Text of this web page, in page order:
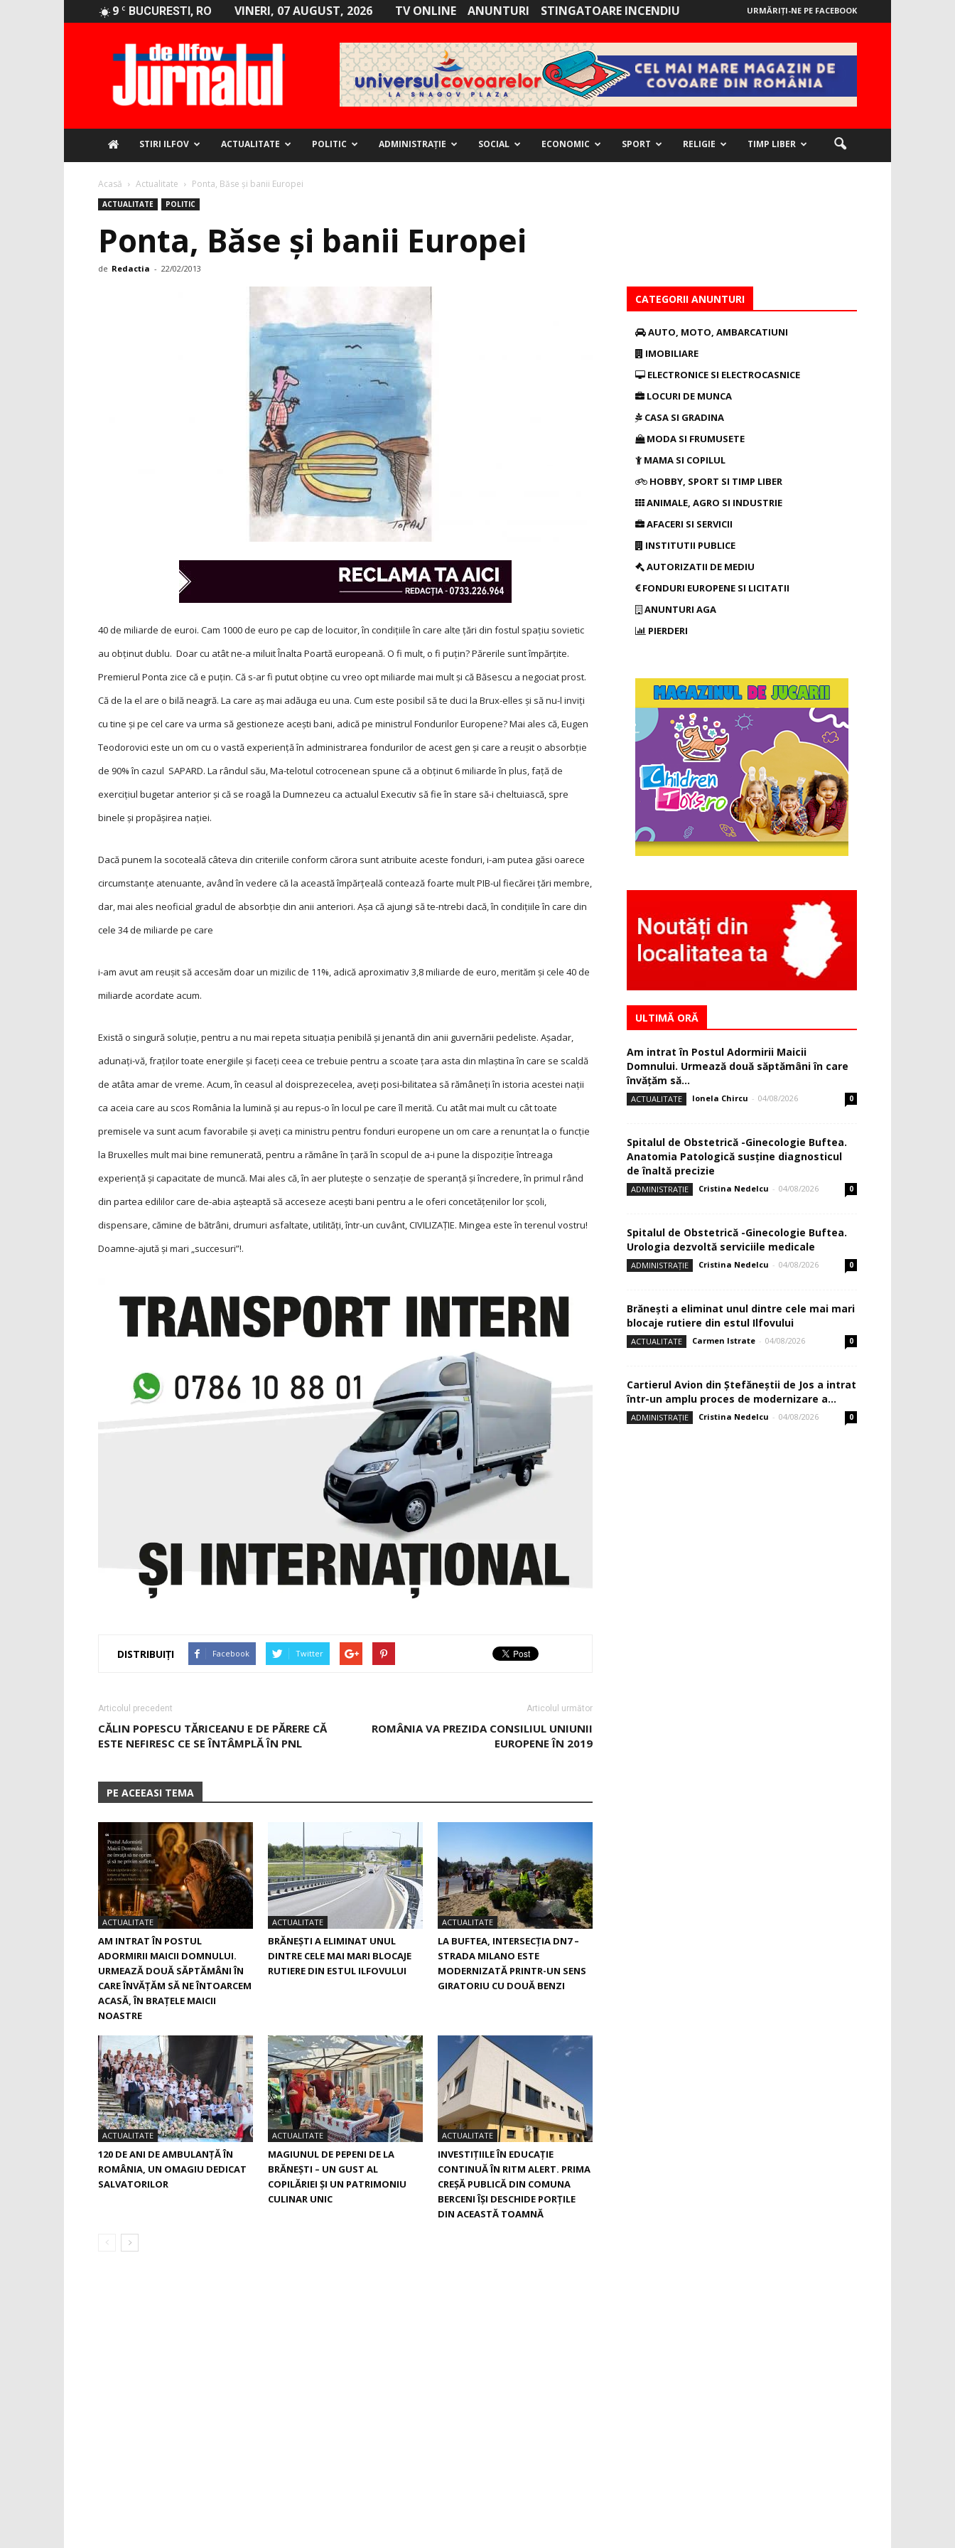
9 C BUCURESTI, RO VINERI, 07 AUGUST, 2026 TV ONLINE ANUNTURI STINGATOARE INCENDIU URMĂRIȚI-NE PE FACEBOOK
STIRI ILFOV ACTUALITATE POLITIC ADMINISTRAȚIE SOCIAL ECONOMIC SPORT RELIGIE TIMP LIBER
Acasă Actualitate Ponta, Băse și banii Europei
ACTUALITATE POLITIC
Ponta, Băse și banii Europei
de Redactia - 22/02/2013
40 de miliarde de euroi. Cam 1000 de euro pe cap de locuitor, în condițiile în care alte țări din fostul spațiu sovietic
au obținut dublu. Doar cu atât ne-a miluit Înalta Poartă europeană. O fi mult, o fi puțin? Părerile sunt împărțite.
Premierul Ponta zice că e puțin. Că s-ar fi putut obține cu vreo opt miliarde mai mult și că Băsescu a negociat prost.
Că de la el are o bilă neagră. La care aș mai adăuga eu una. Cum este posibil să te duci la Brux-elles și să nu-l inviți
cu tine și pe cel care va urma să gestioneze acești bani, adică pe ministrul Fondurilor Europene? Mai ales că, Eugen
Teodorovici este un om cu o vastă experiență în administrarea fondurilor de acest gen și care a reușit o absorbție
de 90% în cazul SAPARD. La rândul său, Ma-telotul cotrocenean spune că a obținut 6 miliarde în plus, față de
exercițiul bugetar anterior și că se roagă la Dumnezeu ca actualul Executiv să fie în stare să-i cheltuiască, spre
binele și propășirea nației.
Dacă punem la socoteală câteva din criteriile conform cărora sunt atribuite aceste fonduri, i-am putea găsi oarece
circumstanțe atenuante, având în vedere că la această împărțeală contează foarte mult PIB-ul fiecărei țări membre,
dar, mai ales neoficial gradul de absorbție din anii anteriori. Așa că ajungi să te-ntrebi dacă, în condițiile în care din
cele 34 de miliarde pe care
i-am avut am reușit să accesăm doar un mizilic de 11%, adică aproximativ 3,8 miliarde de euro, merităm și cele 40 de
miliarde acordate acum.
Există o singură soluție, pentru a nu mai repeta situația penibilă și jenantă din anii guvernării pedeliste. Așadar,
adunați-vă, fraților toate energiile și faceți ceea ce trebuie pentru a scoate țara asta din mlaștina în care se scaldă
de atâta amar de vreme. Acum, în ceasul al doisprezecelea, aveți posi-bilitatea să rămâneți în istoria acestei nații
ca aceia care au scos România la lumină și au repus-o în locul pe care îl merită. Cu atât mai mult cu cât toate
premisele va sunt acum favorabile și aveți ca ministru pentru fonduri europene un om care a renunțat la o funcție
la Bruxelles mult mai bine remunerată, pentru a rămâne în țară în scopul de a-i pune la dispoziție întreaga
experiență și capacitate de muncă. Mai ales că, în aer plutește o senzație de speranță și încredere, în primul rând
din partea edililor care de-abia așteaptă să acceseze acești bani pentru a le oferi concetățenilor lor școli,
dispensare, cămine de bătrâni, drumuri asfaltate, utilități, într-un cuvânt, CIVILIZAȚIE. Mingea este în terenul vostru!
Doamne-ajută și mari „succesuri”!.
DISTRIBUIȚI Facebook Twitter
Articolul precedent
CĂLIN POPESCU TĂRICEANU E DE PĂRERE CĂ
ESTE NEFIRESC CE SE ÎNTÂMPLĂ ÎN PNL
Articolul următor
ROMÂNIA VA PREZIDA CONSILIUL UNIUNII
EUROPENE ÎN 2019
PE ACEEASI TEMA
ACTUALITATE
AM INTRAT ÎN POSTUL
ADORMIRII MAICII DOMNULUI.
URMEAZĂ DOUĂ SĂPTĂMÂNI ÎN
CARE ÎNVĂŢĂM SĂ NE ÎNTOARCEM
ACASĂ, ÎN BRAŢELE MAICII
NOASTRE
ACTUALITATE
BRĂNEȘTI A ELIMINAT UNUL
DINTRE CELE MAI MARI BLOCAJE
RUTIERE DIN ESTUL ILFOVULUI
ACTUALITATE
LA BUFTEA, INTERSECŢIA DN7 –
STRADA MILANO ESTE
MODERNIZATĂ PRINTR-UN SENS
GIRATORIU CU DOUĂ BENZI
ACTUALITATE
120 DE ANI DE AMBULANȚĂ ÎN
ROMÂNIA, UN OMAGIU DEDICAT
SALVATORILOR
ACTUALITATE
MAGIUNUL DE PEPENI DE LA
BRĂNEŞTI – UN GUST AL
COPILĂRIEI ŞI UN PATRIMONIU
CULINAR UNIC
ACTUALITATE
INVESTIȚIILE ÎN EDUCAȚIE
CONTINUĂ ÎN RITM ALERT. PRIMA
CREŞĂ PUBLICĂ DIN COMUNA
BERCENI ÎŞI DESCHIDE PORŢILE
DIN ACEASTĂ TOAMNĂ
CATEGORII ANUNTURI
AUTO, MOTO, AMBARCATIUNI
IMOBILIARE
ELECTRONICE SI ELECTROCASNICE
LOCURI DE MUNCA
CASA SI GRADINA
MODA SI FRUMUSETE
MAMA SI COPILUL
HOBBY, SPORT SI TIMP LIBER
ANIMALE, AGRO SI INDUSTRIE
AFACERI SI SERVICII
INSTITUTII PUBLICE
AUTORIZATII DE MEDIU
FONDURI EUROPENE SI LICITATII
ANUNTURI AGA
PIERDERI
ULTIMĂ ORĂ
Am intrat în Postul Adormirii Maicii
Domnului. Urmează două săptămâni în care
învăţăm să...
ACTUALITATE Ionela Chircu - 04/08/2026 0
Spitalul de Obstetrică -Ginecologie Buftea.
Anatomia Patologică susţine diagnosticul
de înaltă precizie
ADMINISTRAȚIE Cristina Nedelcu - 04/08/2026 0
Spitalul de Obstetrică -Ginecologie Buftea.
Urologia dezvoltă serviciile medicale
ADMINISTRAȚIE Cristina Nedelcu - 04/08/2026 0
Brănești a eliminat unul dintre cele mai mari
blocaje rutiere din estul Ilfovului
ACTUALITATE Carmen Istrate - 04/08/2026 0
Cartierul Avion din Ştefăneştii de Jos a intrat
într-un amplu proces de modernizare a...
ADMINISTRAȚIE Cristina Nedelcu - 04/08/2026 0